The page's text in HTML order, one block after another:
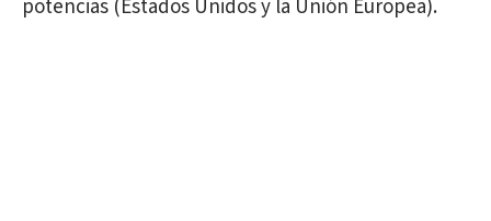
potencias (Estados Unidos y la Unión Europea).